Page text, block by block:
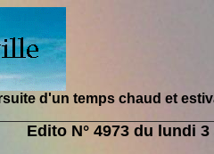
et estival sans répit et
Edito N° 4973 du lundi